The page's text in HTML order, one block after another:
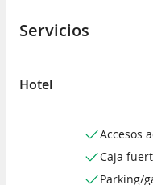
Servicios
Hotel
Accesos
Caja
Parking/